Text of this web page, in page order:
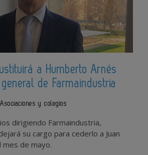
a Humberto Arnés
de Farmaindustria
Asociaciones y colegios
dirigiendo Farmaindustria,
su cargo para cederlo a Juan
de mayo.